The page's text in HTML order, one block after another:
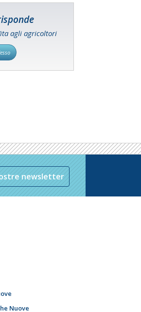
agli agricoltori
newsletter
Nuove